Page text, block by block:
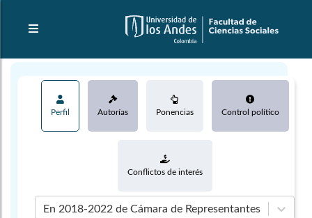
Perfil Autorías Ponencias Control político
Conflictos de interés
En 2018-2022 de Cámara de Representantes